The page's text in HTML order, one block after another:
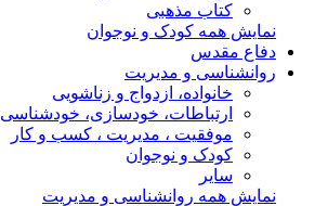
کتاب مذهبی
نمایش همه کودک و نوجوان
دفاع مقدس
روانشناسی و مدیریت
خانواده، ازدواج و زناشویی
ارتباطات، خودسازی، خودشناسی
موفقیت ، مدیریت ، کسب و کار
کودک و نوجوان
سایر
نمایش همه روانشناسی و مدیریت